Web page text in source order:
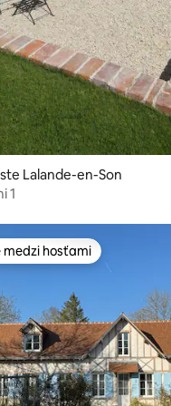
Lalande-en-Son
1
medzi hosťami
medzi hosťami